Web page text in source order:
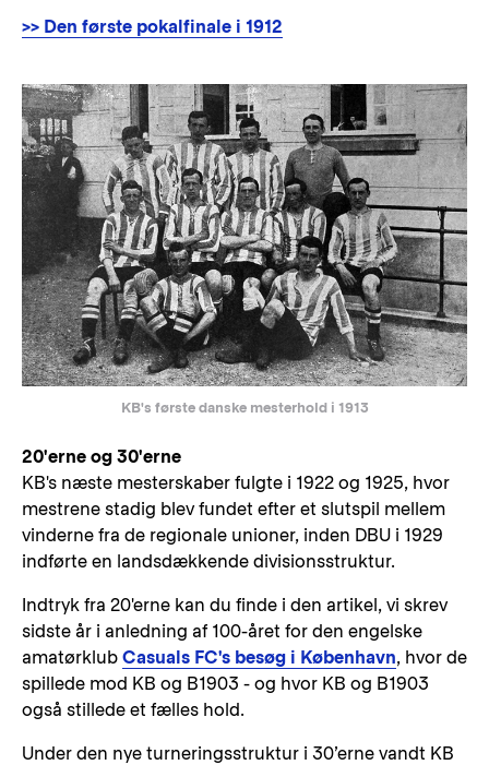
>> Den første pokalfinale i 1912
​KB's første danske mesterhold i 1913
20'erne og 30'erne
KB's næste mesterskaber fulgte i 1922 og 1925, hvor
mestrene stadig blev fundet efter et slutspil mellem
vinderne fra de regionale unioner, inden DBU i 1929
indførte en landsdækkende divisionsstruktur.
Indtryk fra 20'erne kan du finde i den artikel, vi skrev
sidste år i anledning af 100-året for den engelske
amatørklub Casuals FC's besøg i København, hvor de
spillede mod KB og B1903 - og hvor KB og B1903
også stillede et fælles hold.
Under den nye turneringsstruktur i 30’erne vandt KB